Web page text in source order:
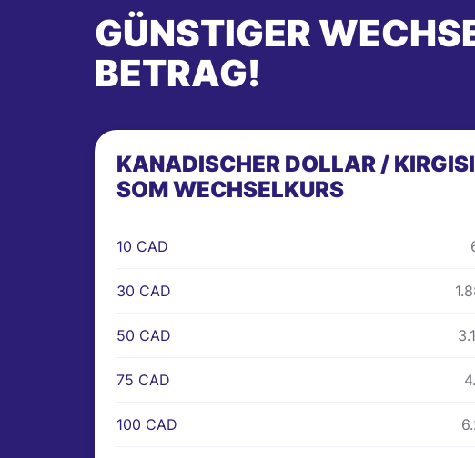
GÜNSTIGER
BETRAG!
KANADISCHER DOLLAR /
SOM WECHSELKURS
10 CAD
30 CAD
50 CAD
75 CAD
100 CAD